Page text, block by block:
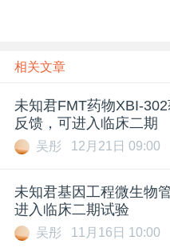
相关文章
未知君FMT药物XBI-
反馈，可进入临床二期
吴彤 12月21日 09:00
未知君基因工程微生物
进入临床二期试验
吴彤 11月16日 10:00